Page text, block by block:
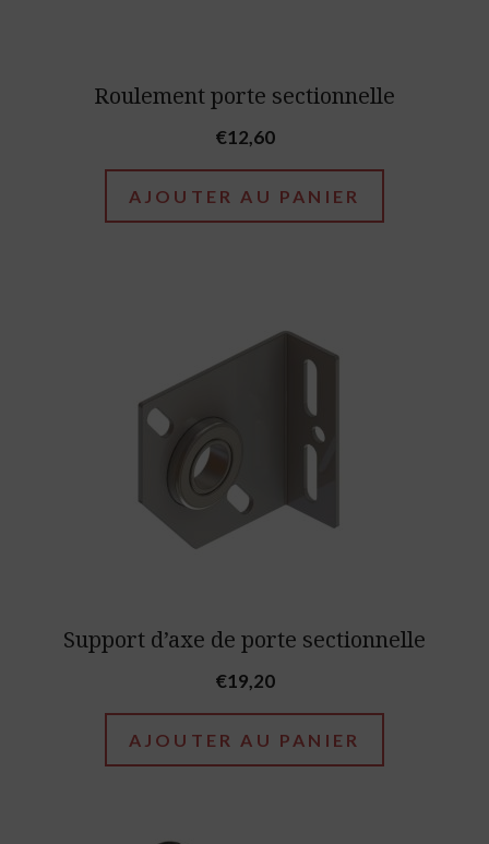
Roulement porte sectionnelle
€12,60
AJOUTER AU PANIER
Support d’axe de porte sectionnelle
€19,20
AJOUTER AU PANIER